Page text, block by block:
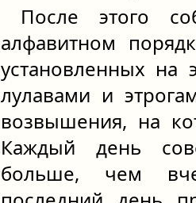
После этого
алфавитном
установленных
лулавами и
возвышения, на
Каждый день
больше, чем